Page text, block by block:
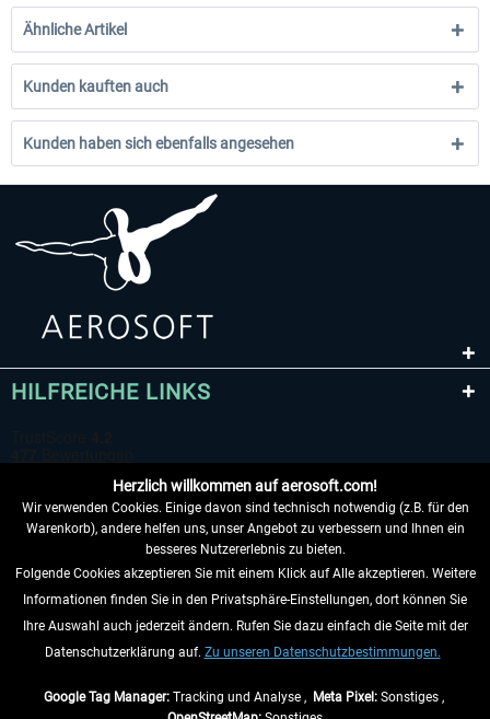
Ähnliche Artikel
Kunden kauften auch
Kunden haben sich ebenfalls angesehen
HILFREICHE LINKS
VERTRAG WIDERRUFEN
INFORMATIONEN
Herzlich willkommen auf aerosoft.com!
Wir verwenden Cookies. Einige davon sind technisch notwendig (z.B. für den
Warenkorb), andere helfen uns, unser Angebot zu verbessern und Ihnen ein
besseres Nutzererlebnis zu bieten.
Folgende Cookies akzeptieren Sie mit einem Klick auf Alle akzeptieren. Weitere
Informationen finden Sie in den Privatsphäre-Einstellungen, dort können Sie
Ihre Auswahl auch jederzeit ändern. Rufen Sie dazu einfach die Seite mit der
Datenschutzerklärung auf. Zu unseren Datenschutzbestimmungen.
Google Tag Manager:Tracking und Analyse , Meta Pixel:Sonstiges ,